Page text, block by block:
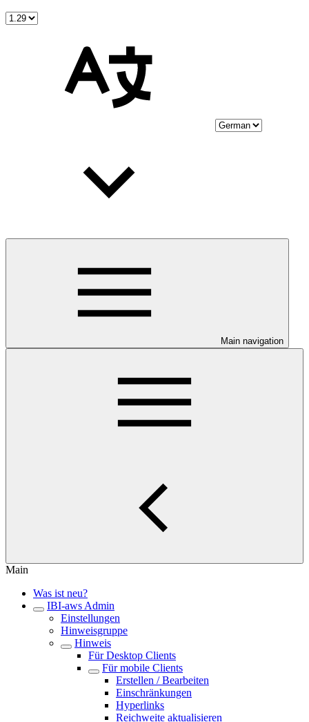
Main navigation
Main
Was ist neu?
IBI-aws Admin
Einstellungen
Hinweisgruppe
Hinweis
Für Desktop Clients
Für mobile Clients
Erstellen / Bearbeiten
Einschränkungen
Hyperlinks
Reichweite aktualisieren